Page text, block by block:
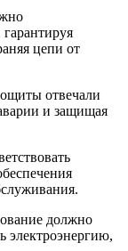
цепи от
отвечали
и защищая
должно
электроэнергию,